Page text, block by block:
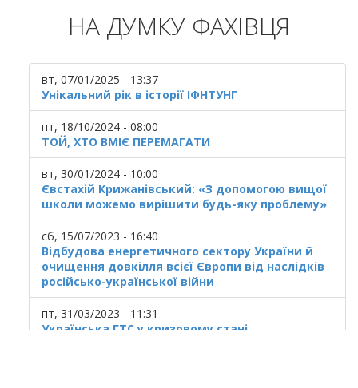
НА ДУМКУ ФАХІВЦЯ
вт, 07/01/2025 - 13:37
Унікальний рік в історії ІФНТУНГ
пт, 18/10/2024 - 08:00
ТОЙ, ХТО ВМІЄ ПЕРЕМАГАТИ
вт, 30/01/2024 - 10:00
Євстахій Крижанівський: «З допомогою вищої
школи можемо вирішити будь-яку проблему»
сб, 15/07/2023 - 16:40
Відбудова енергетичного сектору України й
очищення довкілля всієї Європи від наслідків
російсько-української війни
пт, 31/03/2023 - 11:31
Українська ГТС у кризовому стані